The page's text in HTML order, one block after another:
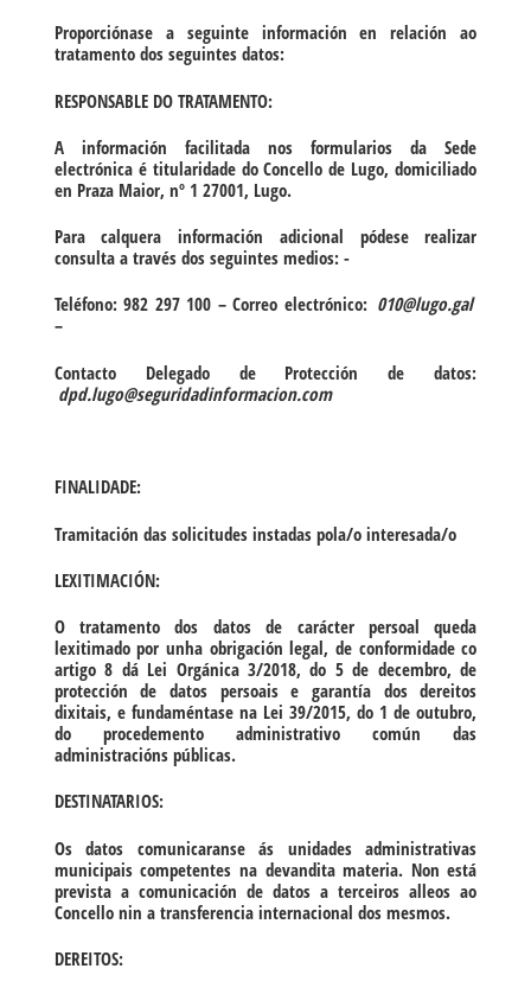
Proporciónase a seguinte información en relación ao
tratamento dos seguintes datos:
RESPONSABLE DO TRATAMENTO:
A información facilitada nos formularios da Sede
electrónica é titularidade do Concello de Lugo, domiciliado
en Praza Maior, nº 1 27001, Lugo.
Para calquera información adicional pódese realizar
consulta a través dos seguintes medios: -
Teléfono: 982 297 100 – Correo electrónico: 010@lugo.gal
–
Contacto Delegado de Protección de datos:
dpd.lugo@seguridadinformacion.com
FINALIDADE:
Tramitación das solicitudes instadas pola/o interesada/o
LEXITIMACIÓN:
O tratamento dos datos de carácter persoal queda
lexitimado por unha obrigación legal, de conformidade co
artigo 8 dá Lei Orgánica 3/2018, do 5 de decembro, de
protección de datos persoais e garantía dos dereitos
dixitais, e fundaméntase na Lei 39/2015, do 1 de outubro,
do procedemento administrativo común das
administracións públicas.
DESTINATARIOS:
Os datos comunicaranse ás unidades administrativas
municipais competentes na devandita materia. Non está
prevista a comunicación de datos a terceiros alleos ao
Concello nin a transferencia internacional dos mesmos.
DEREITOS: